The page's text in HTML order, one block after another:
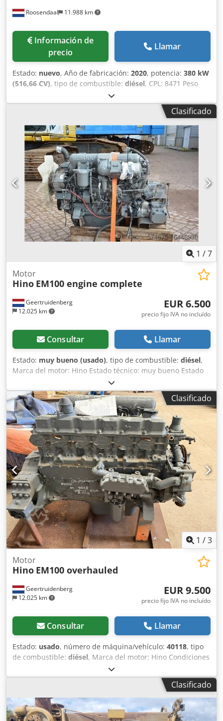
Roosendaal 11.988 km
Información de
precio
Llamar
Estado: nuevo, Año de fabricación: 2020, potencia: 380 kW
(516,66 CV), tipo de combustible: diésel, CPL: 8471 Peso
aproximado en kg: 835 kg Dimensiones LxAnxAl:
120x90x115 Codpey Am Tijfx Aa Tsha
Clasificado
1 /7
Geertruidenberg
12.025 km
Motor
Hino EM100 engine complete
EUR 6.500
precio fijo IVA no incluído
Consultar Llamar
Estado: muy bueno (usado), tipo de combustible: diésel,
Marca del motor: Hino Estado técnico: muy bueno Estado
óptico: muy bueno Adecuado para las siguientes
máquinas: Grúa sobre orugas Hitachi , KH125-3 KH150-3
KH180-3 KH230-3 Codpfx Aaetz Sr Ej Tjha País de
fabricación: JP Por favor, póngase en contacto con
Christiaan Dekker para más información.
Clasificado
1 /3
Geertruidenberg
12.025 km
Motor
Hino EM100 overhauled
EUR 9.500
precio fijo IVA no incluído
Consultar Llamar
Estado: usado, número de máquina/vehículo: 40118, tipo
de combustible: diésel, Marca del motor: Hino Condiciones
de entrega: EXW País de producción: JP Póngase en
contacto con Christiaan Dekker para obtener más
Clasificado